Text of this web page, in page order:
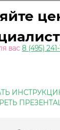
вас 8 (495) 241-